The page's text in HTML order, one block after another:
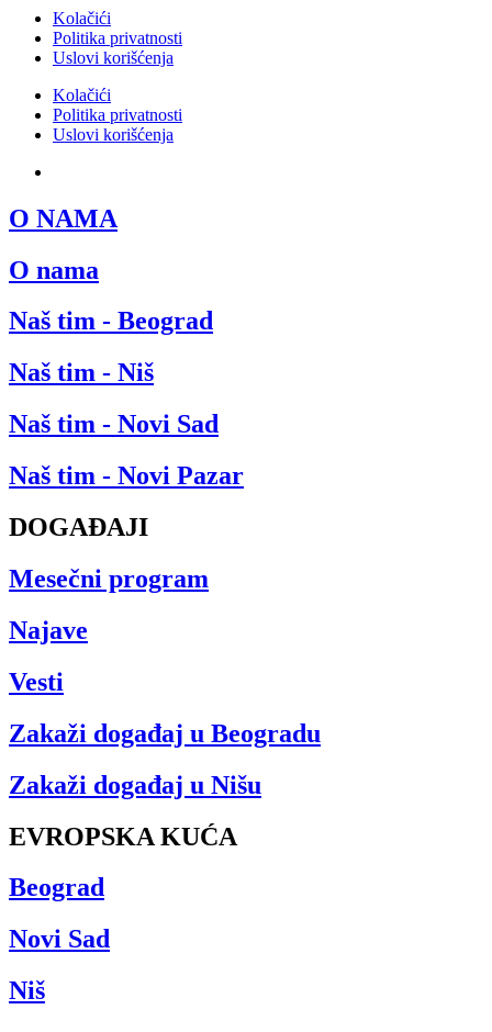
Kolačići
Politika privatnosti
Uslovi korišćenja
Kolačići
Politika privatnosti
Uslovi korišćenja
O NAMA
O nama
Naš tim - Beograd
Naš tim - Niš
Naš tim - Novi Sad
Naš tim - Novi Pazar
DOGAĐAJI
Mesečni program
Najave
Vesti
Zakaži događaj u Beogradu
Zakaži događaj u Nišu
EVROPSKA KUĆA
Beograd
Novi Sad
Niš